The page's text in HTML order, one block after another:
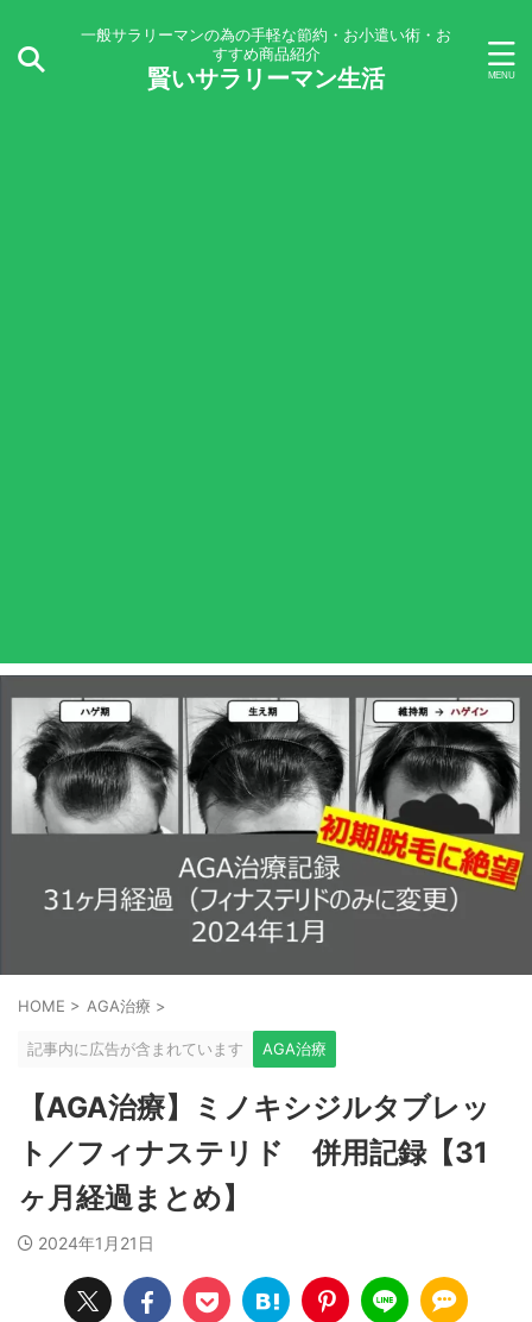
一般サラリーマンの為の手軽な節約・お小遣い術・お
すすめ商品紹介
賢いサラリーマン生活
HOME > AGA治療 >
記事内に広告が含まれています AGA治療
【AGA治療】ミノキシジルタブレッ
ト／フィナステリド 併用記録【31
ヶ月経過まとめ】
2024年1月21日